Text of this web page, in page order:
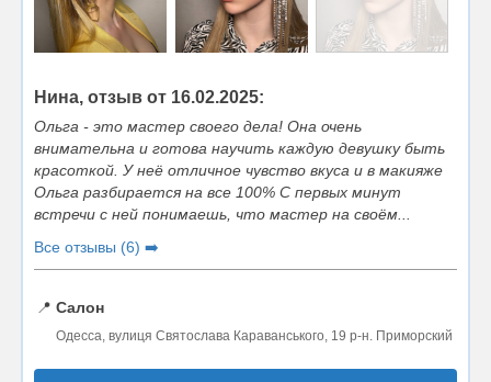
Нина, отзыв от 16.02.2025:
Ольга - это мастер своего дела! Она очень
внимательна и готова научить каждую девушку быть
красоткой. У неё отличное чувство вкуса и в макияже
Ольга разбирается на все 100% С первых минут
встречи с ней понимаешь, что мастер на своём...
Все отзывы (6) ➡️
📍 Салон
Одесса, вулиця Святослава Караванського, 19 р-н. Приморский